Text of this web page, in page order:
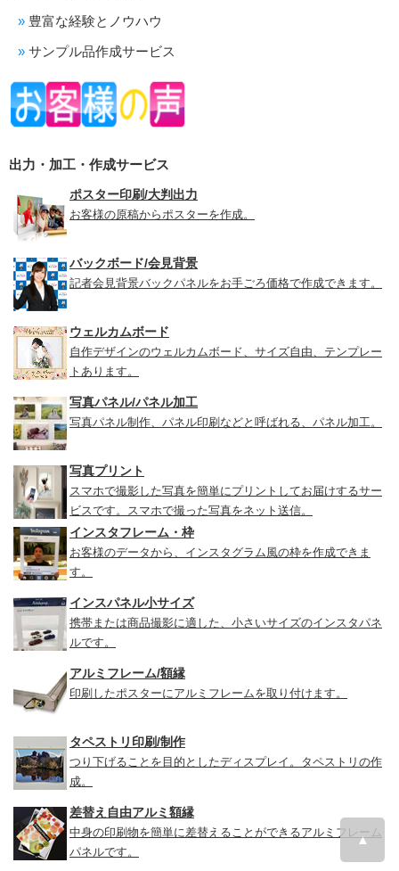
豊富な経験とノウハウ
サンプル品作成サービス
出力・加工・作成サービス
ポスター印刷/大判出力
お客様の原稿からポスターを作成。
バックボード/会見背景
記者会見背景バックパネルをお手ごろ価格で作成できます。
ウェルカムボード
自作デザインのウェルカムボード、サイズ自由、テンプレー
トあります。
写真パネル/パネル加工
写真パネル制作、パネル印刷などと呼ばれる、パネル加工。
写真プリント
スマホで撮影した写真を簡単にプリントしてお届けするサー
ビスです。スマホで撮った写真をネット送信。
インスタフレーム・枠
お客様のデータから、インスタグラム風の枠を作成できま
す。
インスパネル小サイズ
携帯または商品撮影に適した、小さいサイズのインスタパネ
ルです。
アルミフレーム/額縁
印刷したポスターにアルミフレームを取り付けます。
タペストリ印刷/制作
つり下げることを目的としたディスプレイ。タペストリの作
成。
差替え自由アルミ額縁
中身の印刷物を簡単に差替えることができるアルミフレーム
パネルです。
▲